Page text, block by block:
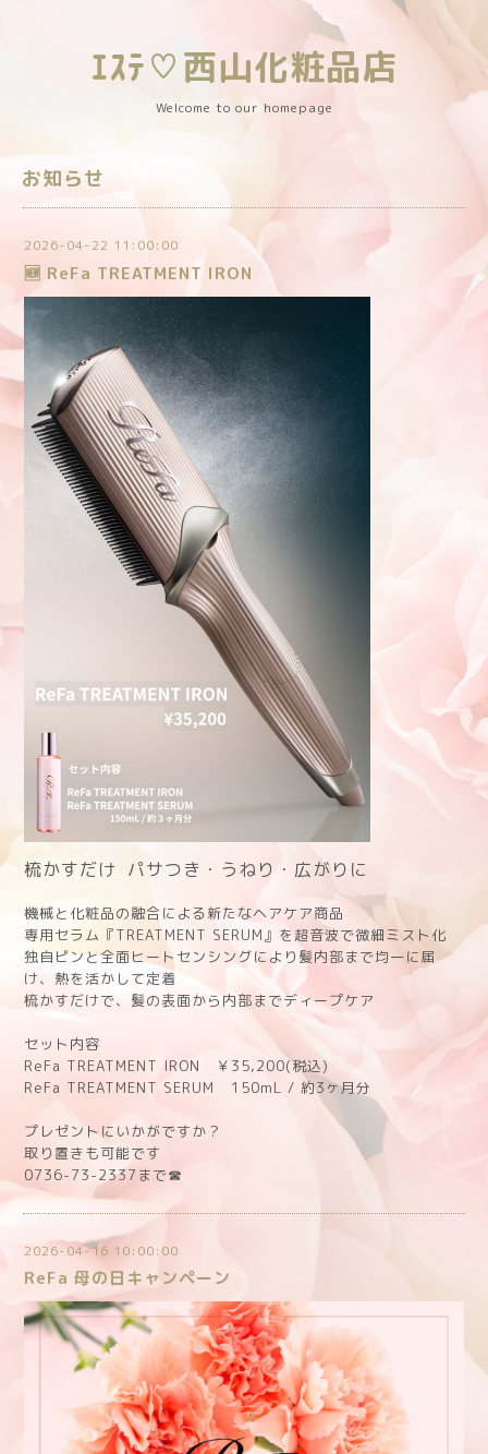
ｴｽﾃ♡西山化粧品店
Welcome to our homepage
お知らせ
2026-04-22 11:00:00
🆕 ReFa TREATMENT IRON
梳かすだけ パサつき・うねり・広がりに
機械と化粧品の融合による新たなヘアケア商品
専用セラム『TREATMENT SERUM』を超音波で微細ミスト化
独自ピンと全面ヒートセンシングにより髪内部まで均一に届
け、熱を活かして定着
梳かすだけで、髪の表面から内部までディープケア
セット内容
ReFa TREATMENT IRON ￥35,200(税込)
ReFa TREATMENT SERUM 150mL / 約3ヶ月分
プレゼントにいかがですか？
取り置きも可能です
0736-73-2337まで☎︎
2026-04-16 10:00:00
ReFa 母の日キャンペーン